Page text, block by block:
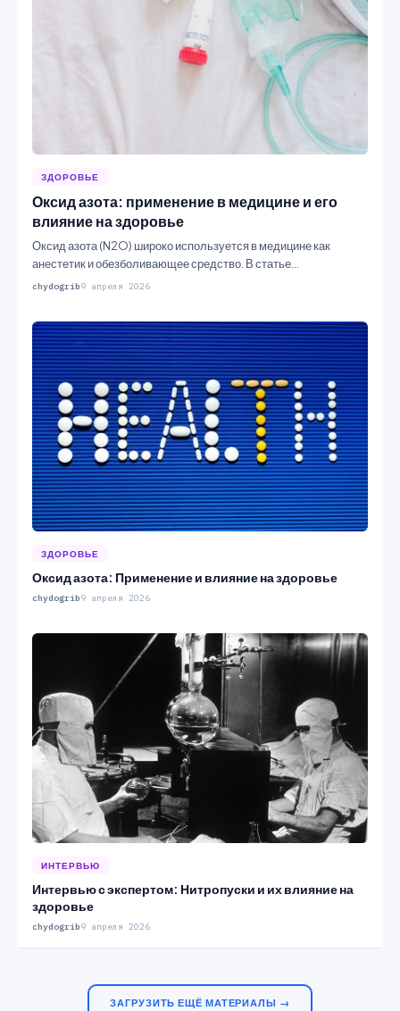
ЗДОРОВЬЕ
Оксид азота: применение в медицине и его
влияние на здоровье
Оксид азота (N2O) широко используется в медицине как
анестетик и обезболивающее средство. В статье
рассматриваются его…
chydogrib9 апреля 2026
ЗДОРОВЬЕ
Оксид азота: Применение и влияние на здоровье
chydogrib9 апреля 2026
ИНТЕРВЬЮ
Интервью с экспертом: Нитропуски и их влияние на
здоровье
chydogrib9 апреля 2026
ЗАГРУЗИТЬ ЕЩЁ МАТЕРИАЛЫ →